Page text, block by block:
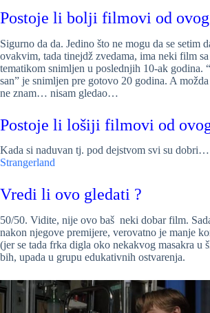
Postoje li bolji filmovi od
Sigurno da da. Jedino što ne mogu da se setim
ovakvim, tada tinejdž zvedama, ima neki film
tematikom snimljen u poslednjih 10-ak godina.
san” je snimljen pre gotovo 20 godina. A
ne znam… nisam gledao…
Postoje li lošiji filmovi od
Kada si naduvan tj. pod dejstvom svi su
Strangerland
Vredi li ovo gledati ?
50/50. Vidite, nije ovo baš neki dobar film.
nakon njegove premijere, verovatno je manje
(jer se tada frka digla oko nekakvog masakra u
bih, upada u grupu edukativnih ostvarenja.